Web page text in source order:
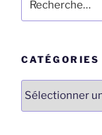
pour
CATÉGORIES
Catégories